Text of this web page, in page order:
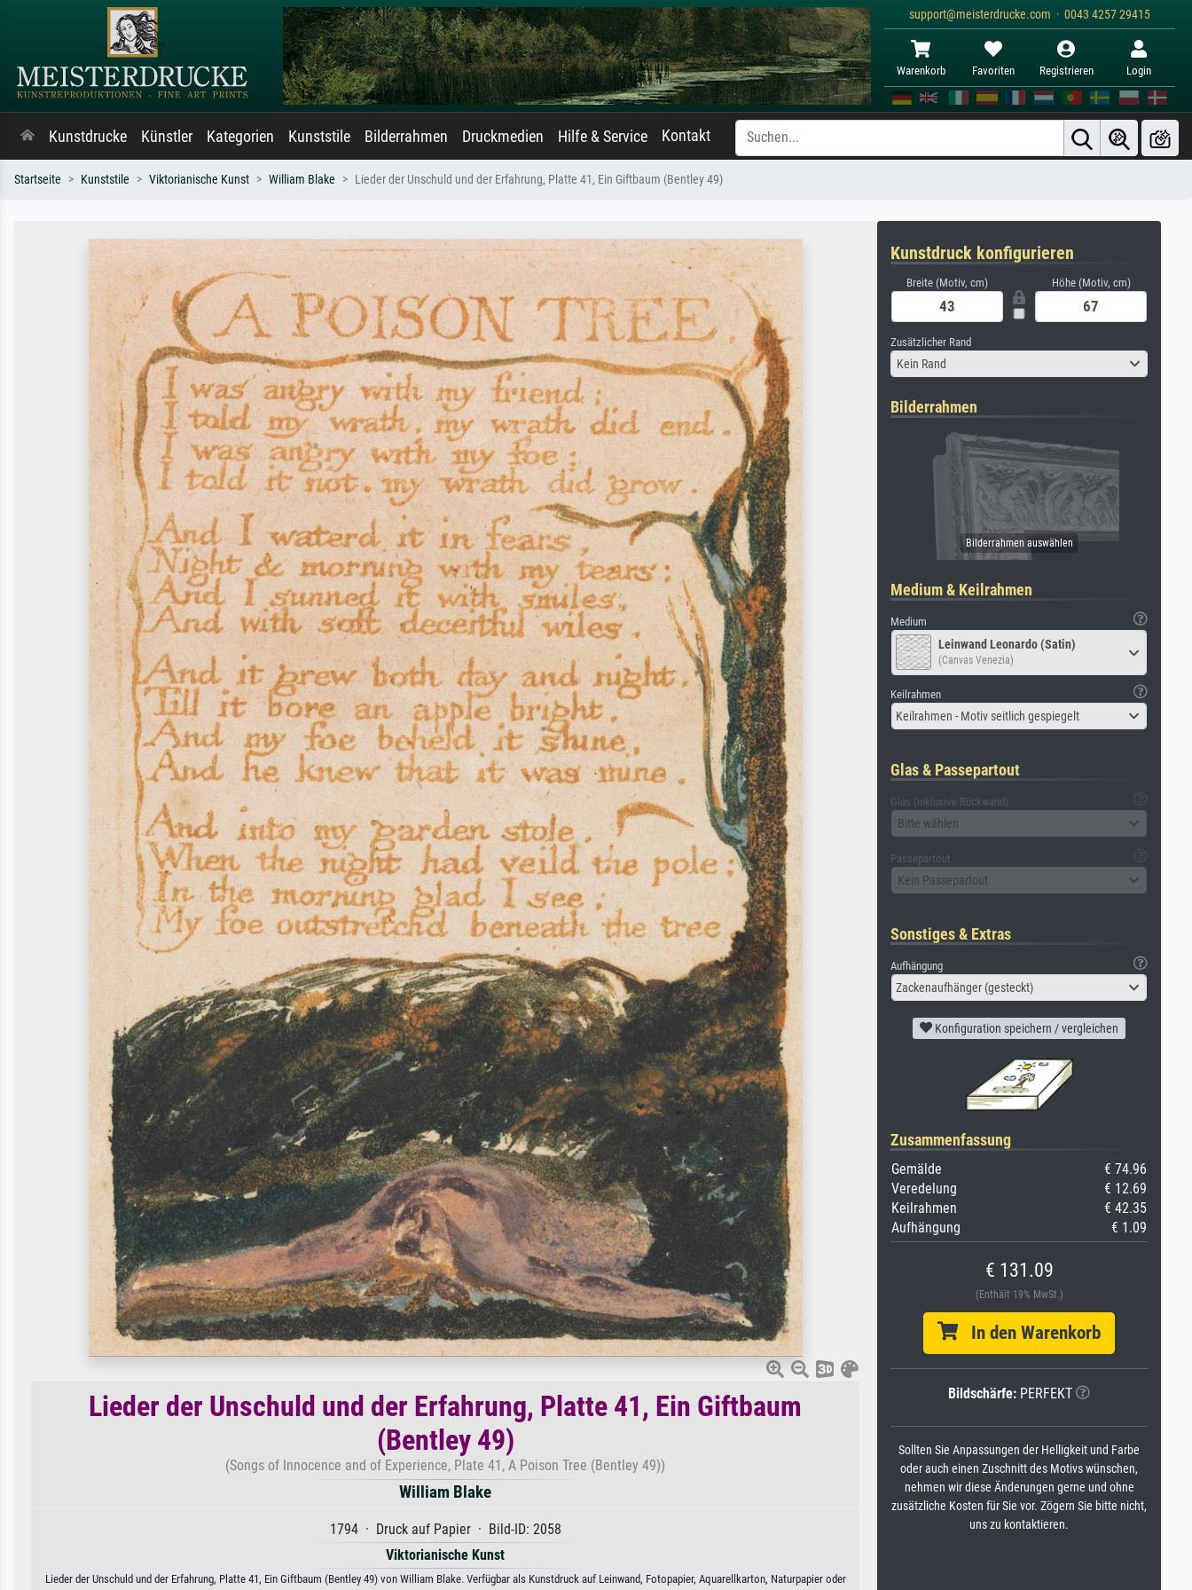
support@meisterdrucke.com · 0043 4257 29415
Warenkorb Favoriten Registrieren Login
Kunstdrucke Künstler Kategorien Kunststile Bilderrahmen Druckmedien Hilfe & Service Kontakt
Startseite Kunststile Viktorianische Kunst William Blake Lieder der Unschuld und der Erfahrung, Platte 41, Ein Giftbaum (Bentley 49)
Lieder der Unschuld und der Erfahrung, Platte 41, Ein Giftbaum
(Bentley 49)
(Songs of Innocence and of Experience, Plate 41, A Poison Tree (Bentley 49))
William Blake
1794 · Druck auf Papier · Bild-ID: 2058
Viktorianische Kunst
Lieder der Unschuld und der Erfahrung, Platte 41, Ein Giftbaum (Bentley 49) von William Blake. Verfügbar als Kunstdruck auf Leinwand, Fotopapier, Aquarellkarton, Naturpapier oder
Kunstdruck konfigurieren
Breite (Motiv, cm) Höhe (Motiv, cm)
Zusätzlicher Rand
Kein Rand
Bilderrahmen
Medium & Keilrahmen
Medium
Leinwand Leonardo (Satin)
(Canvas Venezia)
Keilrahmen
Keilrahmen - Motiv seitlich gespiegelt
Glas & Passepartout
Glas (inklusive Rückwand)
Bitte wählen
Passepartout
Kein Passepartout
Sonstiges & Extras
Aufhängung
Zackenaufhänger (gesteckt)
Konfiguration speichern / vergleichen
Zusammenfassung
Gemälde
€ 74.96
Veredelung
€ 12.69
Keilrahmen
€ 42.35
Aufhängung
€ 1.09
€ 131.09
(Enthält 19% MwSt.)
In den Warenkorb
Bildschärfe: PERFEKT
Sollten Sie Anpassungen der Helligkeit und Farbe
oder auch einen Zuschnitt des Motivs wünschen,
nehmen wir diese Änderungen gerne und ohne
zusätzliche Kosten für Sie vor. Zögern Sie bitte nicht,
uns zu kontaktieren.